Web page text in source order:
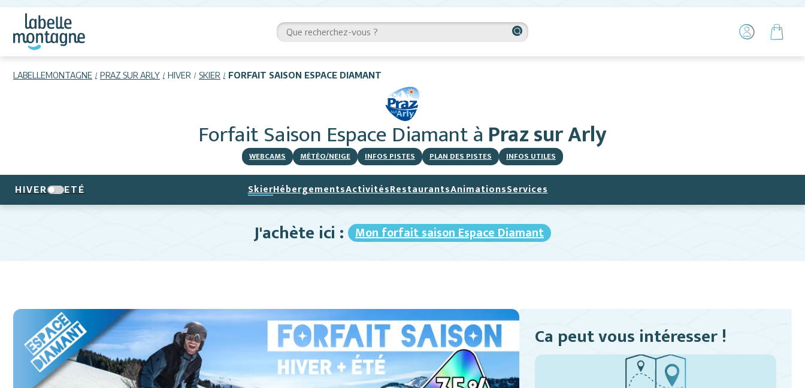
LABELLEMONTAGNE PRAZ SUR ARLY HIVER SKIER FORFAIT SAISON ESPACE DIAMANT
Forfait Saison Espace Diamantà Praz sur Arly
WEBCAMS MÉTÉO/NEIGE INFOS PISTES PLAN DES PISTES INFOS UTILES
HIVER ETÉ SkierHébergementsActivitésRestaurantsAnimationsServices
J'achète ici : Mon forfait saison Espace Diamant
Ca peut vous intéresser !